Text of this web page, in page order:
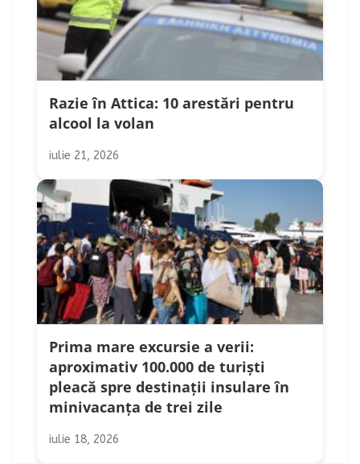
Razie în Attica: 10 arestări pentru
alcool la volan
iulie 21, 2026
Prima mare excursie a verii:
aproximativ 100.000 de turiști
pleacă spre destinații insulare în
minivacanța de trei zile
iulie 18, 2026